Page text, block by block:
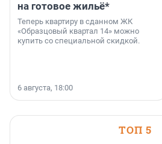
на готовое жильё*
Теперь квартиру в сданном ЖК
«Образцовый квартал 14» можно
купить со специальной скидкой.
6 августа, 18:00
ТОП 5